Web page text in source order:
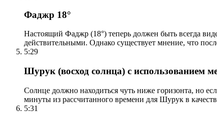
Фаджр 18°
Настоящий Фаджр (18°) теперь должен быть всегда
действительными. Однако существует мнение, что
5:29
Шурук (восход солнца) с использованием
Солнце должно находиться чуть ниже горизонта, но
минуты из рассчитанного времени для Шурук в
5:31